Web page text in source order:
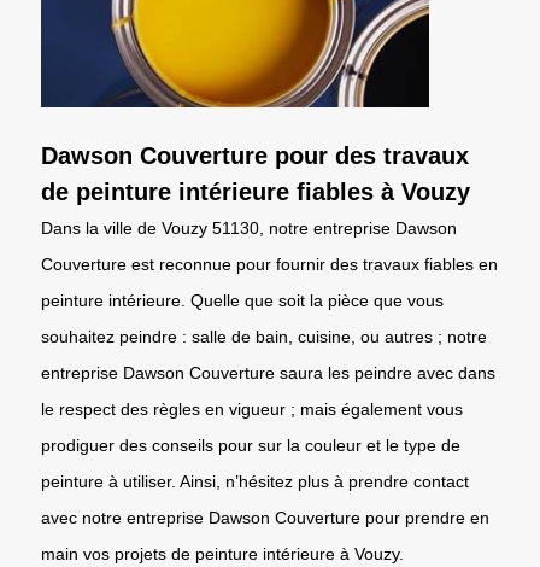
Dawson Couverture pour des travaux
de peinture intérieure fiables à Vouzy
Dans la ville de Vouzy 51130, notre entreprise Dawson
Couverture est reconnue pour fournir des travaux fiables en
peinture intérieure. Quelle que soit la pièce que vous
souhaitez peindre : salle de bain, cuisine, ou autres ; notre
entreprise Dawson Couverture saura les peindre avec dans
le respect des règles en vigueur ; mais également vous
prodiguer des conseils pour sur la couleur et le type de
peinture à utiliser. Ainsi, n’hésitez plus à prendre contact
avec notre entreprise Dawson Couverture pour prendre en
main vos projets de peinture intérieure à Vouzy.